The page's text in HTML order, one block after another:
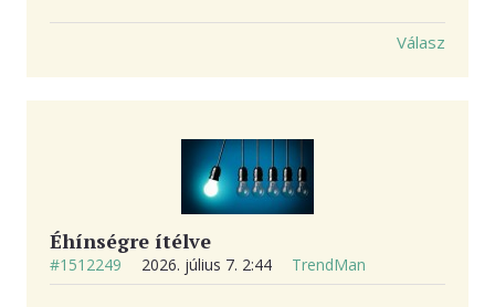
Válasz
Éhínségre ítélve
#1512249 2026. július 7. 2:44 TrendMan